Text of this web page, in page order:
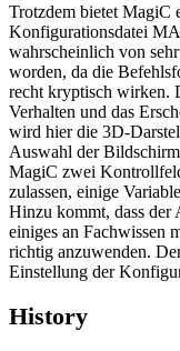
Trotzdem bietet MagiC
Konfigurationsdatei
wahrscheinlich von
worden, da die
recht kryptisch wirken.
Verhalten und das
wird hier die 3D-
Auswahl der
MagiC zwei
zulassen, einige
Hinzu kommt, dass der
einiges an Fachwissen
richtig anzuwenden.
Einstellung der
History